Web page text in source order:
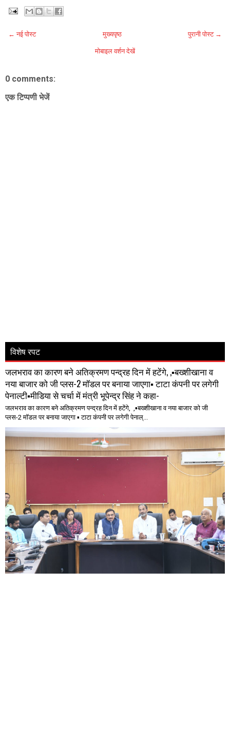
← नई पोस्ट पुरानी पोस्ट →
मुख्यपृष्ठ
मोबाइल वर्शन देखें
0 comments:
एक टिप्पणी भेजें
विशेष रपट
जलभराव का कारण बने अतिक्रमण पन्द्रह दिन में हटेंगे, ,▪️बख्शीखाना व
नया बाजार को जी प्लस-2 मॉडल पर बनाया जाएगा▪️ टाटा कंपनी पर लगेगी
पेनाल्टी▪️मीडिया से चर्चा में मंत्री भूपेन्द्र सिंह ने कहा-
जलभराव का कारण बने अतिक्रमण पन्द्रह दिन में हटेंगे, ,▪️बख्शीखाना व नया बाजार को जी
प्लस-2 मॉडल पर बनाया जाएगा ▪️ टाटा कंपनी पर लगेगी पेनाल्...